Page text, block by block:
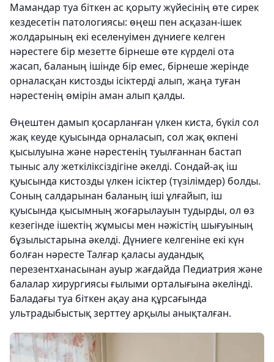
Мамандар туа біткен ас қорыту жүйесінің өте сирек
кездесетін патологиясы: өңеш пен асқазан-ішек
жолдарының екі еселенуімен дүниеге келген
нәрестеге бір мезетте бірнеше өте күрделі ота
жасап, баланың ішінде бір емес, бірнеше жерінде
орналасқан кистозды ісіктерді алып, жаңа туған
нәрестенің өмірін аман алып қалды.
Өңештен дамып қосарланған үлкен киста, бүкіл сол
жақ кеуде қуысында орналасып, сол жақ өкпені
қысылуына және нәрестенің туылғаннан бастап
тыныс алу жеткіліксіздігіне әкелді. Сондай-ақ іш
қуысында кистозды үлкен ісіктер (түзілімдер) болды.
Соның салдарынан баланың іші ұлғайып, іш
қуысында қысымның жоғарылауын тудырды, ол өз
кезегінде ішектің жұмысы мен нәжістің шығуының
бұзылыстарына әкелді. Дүниеге келгеніне екі күн
болған нәресте Талғар қаласы аудандық
перезентханасынан ауыр жағдайда Педиатрия және
балалар хирургиясы ғылыми орталығына әкелінді.
Баладағы туа біткен ақау ана құрсағында
ультрадыбыстық зерттеу арқылы анықталған.